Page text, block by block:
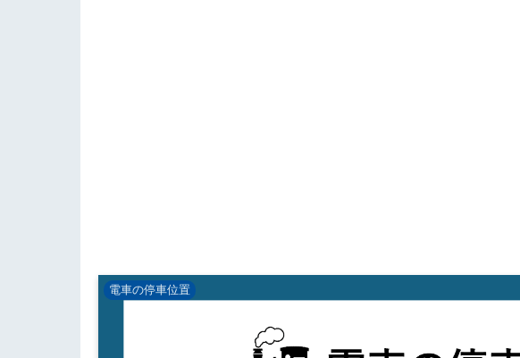
電車の停車位置